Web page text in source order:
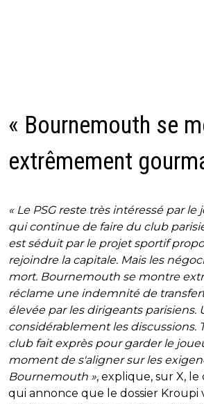
« Bournemouth se
extrêmement
« Le PSG reste très intéressé par
qui continue de faire du club
est séduit par le projet sportif
rejoindre la capitale. Mais les
mort. Bournemouth se montre
réclame une indemnité de
élevée par les dirigeants
considérablement les discussions.
club fait exprès pour garder le
moment de s'aligner sur les
Bournemouth », explique, sur X,
qui annonce que le dossier